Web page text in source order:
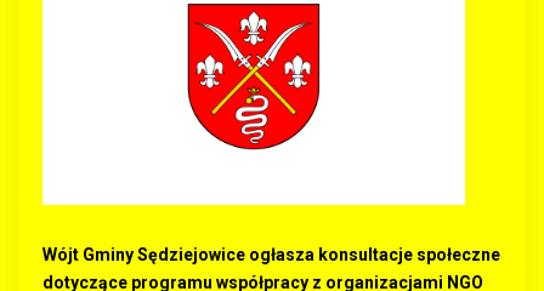
Wójt Gminy Sędziejowice ogłasza konsultacje społeczne
dotyczące programu współpracy z organizacjami NGO